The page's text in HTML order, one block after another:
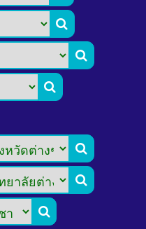





